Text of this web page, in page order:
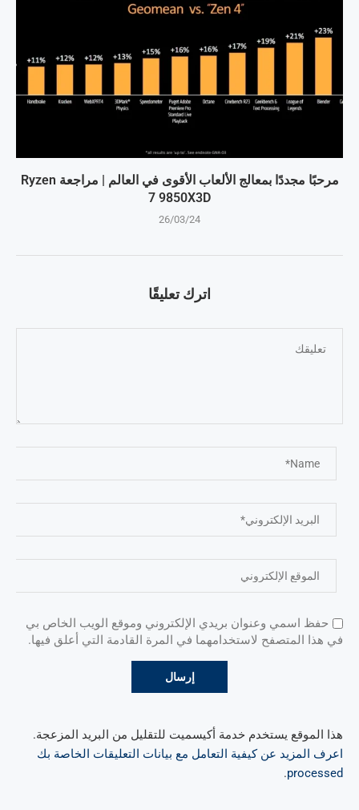
مرحبًا مجددًا بمعالج الألعاب الأقوى في العالم | مراجعة Ryzen
7 9850X3D
26/03/24
اترك تعليقًا
حفظ اسمي وعنوان بريدي الإلكتروني وموقع الويب الخاص بي
في هذا المتصفح لاستخدامهما في المرة القادمة التي أعلق فيها.
هذا الموقع يستخدم خدمة أكيسميت للتقليل من البريد المزعجة.
اعرف المزيد عن كيفية التعامل مع بيانات التعليقات الخاصة بك
processed
.